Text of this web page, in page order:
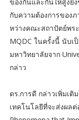
กับความต้องการของ
หว่างคณะสถาปัตย์พร
MQDC ในครั้งนี้ นับ
มหาวิทยาลัยจาก
กล่าว
ดร.การดี กล่าวเพิ่มเ
เทคโนโลยีที่จะส่งผล